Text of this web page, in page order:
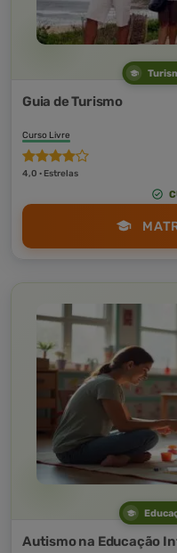
Guia de Turismo
Curso Livre
4,0 · Estrelas
Autismo na Educação